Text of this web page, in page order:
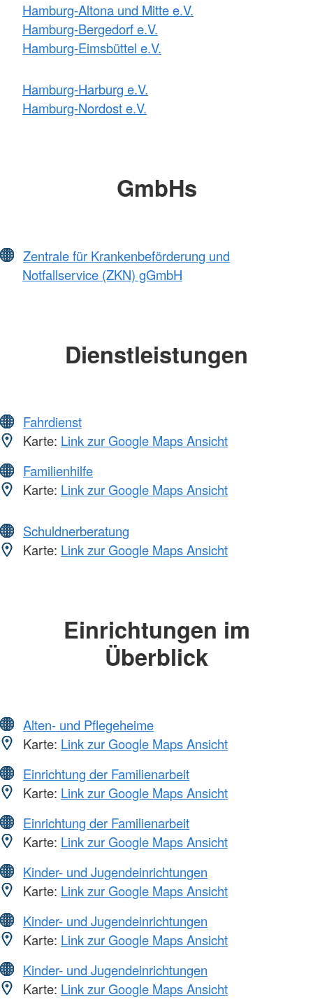
Hamburg-Altona und Mitte e.V.
Hamburg-Bergedorf e.V.
Hamburg-Eimsbüttel e.V.
Hamburg-Harburg e.V.
Hamburg-Nordost e.V.
GmbHs
Zentrale für Krankenbeförderung und
Notfallservice (ZKN) gGmbH
Dienstleistungen
Fahrdienst
Karte: Link zur Google Maps Ansicht
Familienhilfe
Karte: Link zur Google Maps Ansicht
Schuldnerberatung
Karte: Link zur Google Maps Ansicht
Einrichtungen im
Überblick
Alten- und Pflegeheime
Karte: Link zur Google Maps Ansicht
Einrichtung der Familienarbeit
Karte: Link zur Google Maps Ansicht
Einrichtung der Familienarbeit
Karte: Link zur Google Maps Ansicht
Kinder- und Jugendeinrichtungen
Karte: Link zur Google Maps Ansicht
Kinder- und Jugendeinrichtungen
Karte: Link zur Google Maps Ansicht
Kinder- und Jugendeinrichtungen
Karte: Link zur Google Maps Ansicht